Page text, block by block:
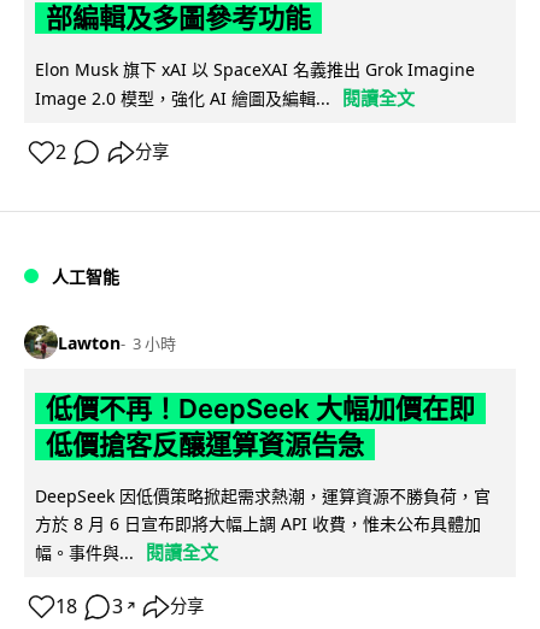
部編輯及多圖參考功能
Elon Musk 旗下 xAI 以 SpaceXAI 名義推出 Grok Imagine
Image 2.0 模型，強化 AI 繪圖及編輯...
閱讀全文
2 分享
人工智能
Lawton 3 小時
低價不再！DeepSeek 大幅加價在即
低價搶客反釀運算資源告急
DeepSeek 因低價策略掀起需求熱潮，運算資源不勝負荷，官
方於 8 月 6 日宣布即將大幅上調 API 收費，惟未公布具體加
幅。事件與...
閱讀全文
18 3 ↗ 分享